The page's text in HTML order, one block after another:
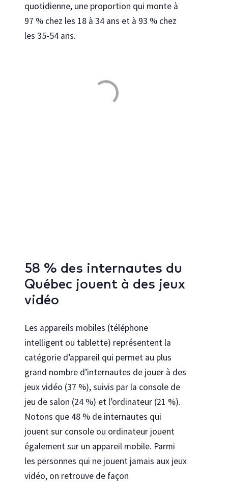
quotidienne, une proportion qui monte à
97 % chez les 18 à 34 ans et à 93 % chez
les 35-54 ans.
58 % des internautes du
Québec jouent à des jeux
vidéo
Les appareils mobiles (téléphone
intelligent ou tablette) représentent la
catégorie d’appareil qui permet au plus
grand nombre d’internautes de jouer à des
jeux vidéo (37 %), suivis par la console de
jeu de salon (24 %) et l’ordinateur (21 %).
Notons que 48 % de internautes qui
jouent sur console ou ordinateur jouent
également sur un appareil mobile. Parmi
les personnes qui ne jouent jamais aux jeux
vidéo, on retrouve de façon